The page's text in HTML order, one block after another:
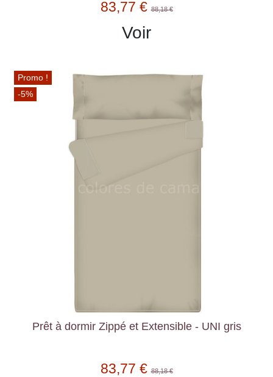
83,77 €88,18 €
Voir
Promo !
-5%
Prêt à dormir Zippé et Extensible - UNI gris
83,77 €88,18 €